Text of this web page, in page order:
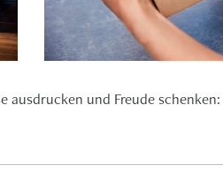
und Freude schenken: